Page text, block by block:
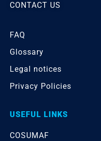
CONTACT US
FAQ
Glossary
Legal notices
Privacy Policies
USEFUL LINKS
COSUMAF